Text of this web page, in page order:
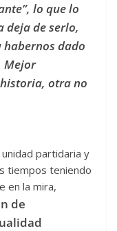
lo que lo
deja de serlo,
dado
Mejor
otra no
partidaria y
tiempos teniendo
en la mira,
de